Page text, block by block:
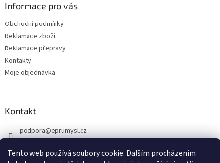
Tento web používá soubory cookie. Dalším procházením
Informace pro vás
Obchodní podmínky
Reklamace zboží
Reklamace přepravy
Kontakty
Moje objednávka
Kontakt
podpora@eprumysl.cz